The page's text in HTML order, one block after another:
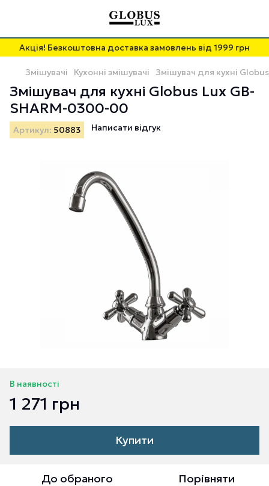
Акція! Безкоштовна доставка замовлень від 1999 грн
Змішувачі Кухонні змішувачі Змішувач для кухні
Змішувач для кухні Globus Lux GB-
SHARM-0300-00
Артикул: 50883 Написати відгук
В наявності
1 271 грн
Купити
До обраного Порівняти